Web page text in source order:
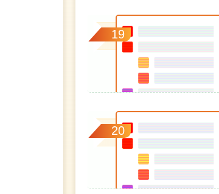
19
20